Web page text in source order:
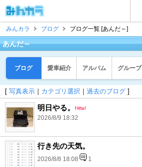
みんカラ
ブログ ブログ一覧 [あんだ～]
あんだ～
ブログ 愛車紹介 アルバム グループ
[ 写真表示 ｜ カテゴリ選択 ｜ 過去のブログ ]
明日やる。
2026/8/9 18:32
行き先の天気。
2026/8/8 18:08 1